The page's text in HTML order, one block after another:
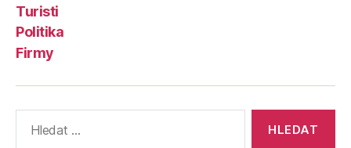
Turisti
Politika
Firmy
vyhledávání: